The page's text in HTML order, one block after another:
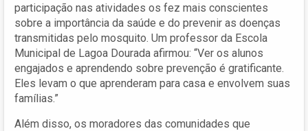
participação nas atividades os fez mais conscientes
sobre a importância da saúde e do prevenir as doenças
transmitidas pelo mosquito. Um professor da Escola
Municipal de Lagoa Dourada afirmou: “Ver os alunos
engajados e aprendendo sobre prevenção é gratificante.
Eles levam o que aprenderam para casa e envolvem suas
famílias.”
Além disso, os moradores das comunidades que